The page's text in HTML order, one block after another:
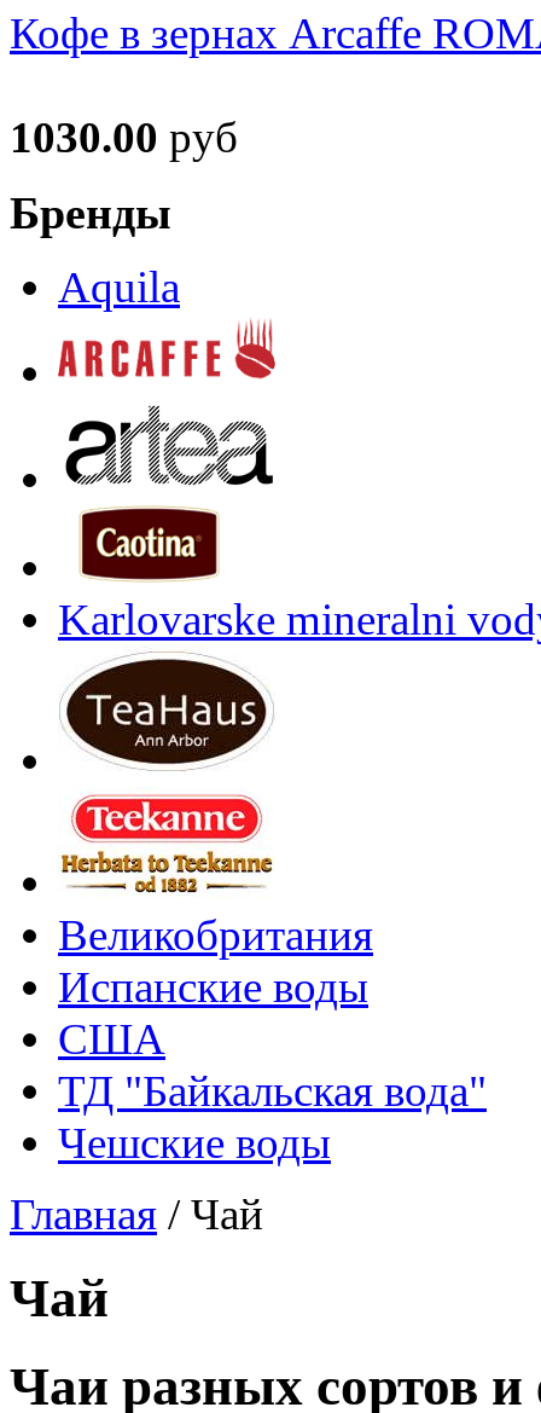
Кофе в зернах Arcaffe
1030.00 руб
Бренды
Aquila
Karlovarske mineralni
Великобритания
Испанские воды
США
ТД "Байкальская вода"
Чешские воды
Главная /Чай
Чай
Чаи разных сортов и